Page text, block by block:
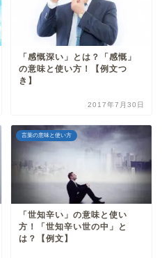
「感慨深い」とは？「感慨」
の意味と使い方！【例文つ
き】
2017年7月30日
言葉の意味と使い方
「世知辛い」の意味と使い
方！「世知辛い世の中」と
は？【例文】